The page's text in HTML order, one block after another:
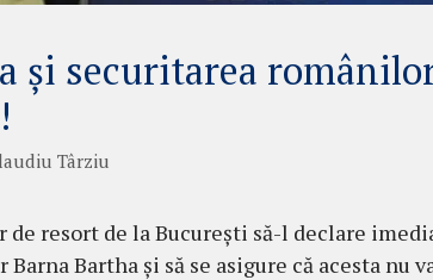
și securitarea
Târziu
resort de la București să-l declare
Bartha și să se asigure că acesta nu